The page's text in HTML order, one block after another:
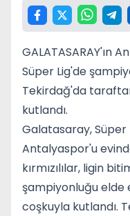
GALATASARAY'ın
Süper Lig'de
Tekirdağ'da
kutlandı.
Galatasaray, Süper
Antalyaspor'u
kırmızılılar, ligin
şampiyonluğu
coşkuyla kutlandı.